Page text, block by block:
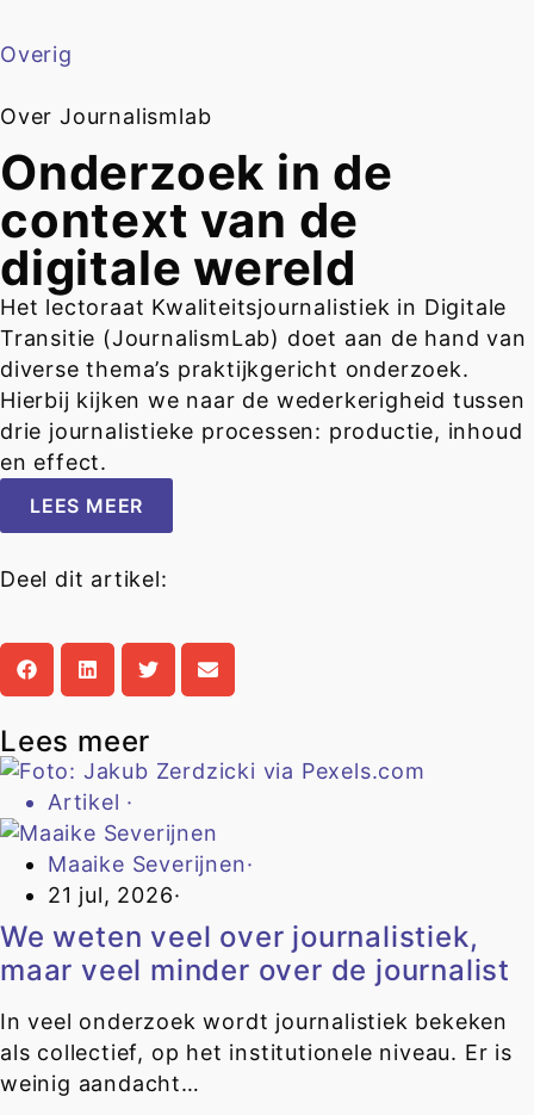
Overig
Over Journalismlab
Onderzoek in de
context van de
digitale wereld
Het lectoraat Kwaliteitsjournalistiek in Digitale
Transitie (JournalismLab) doet aan de hand van
diverse thema’s praktijkgericht onderzoek.
Hierbij kijken we naar de wederkerigheid tussen
drie journalistieke processen: productie, inhoud
en effect.
LEES MEER
Deel dit artikel:
Lees meer
Artikel ·
Maaike Severijnen·
21 jul, 2026·
We weten veel over journalistiek,
maar veel minder over de journalist
In veel onderzoek wordt journalistiek bekeken
als collectief, op het institutionele niveau. Er is
weinig aandacht…